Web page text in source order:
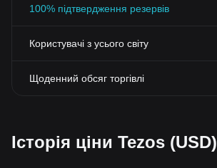
100% підтвердження резервів
Користувачі з усього світу
Щоденний обсяг торгівлі
Історія ціни Tezos (USD)